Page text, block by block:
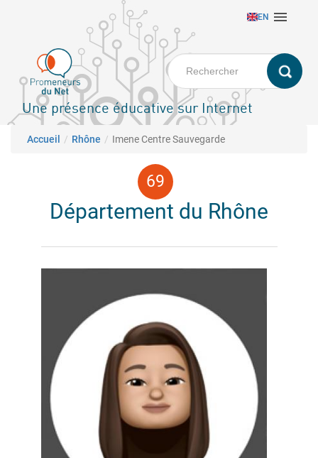
principal
EN 
Une présence éducative sur Internet
Fil d'Ariane
Accueil Rhône Imene Centre Sauvegarde
Département du Rhône